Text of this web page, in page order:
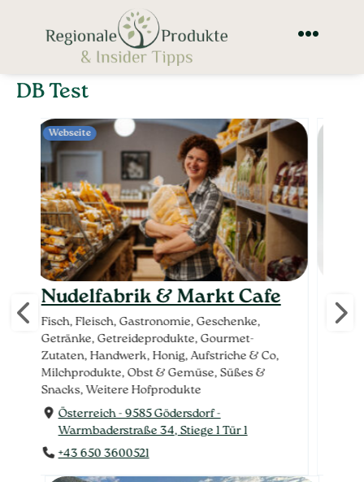
DB Test
Truseshop Rudolf
Truskaller
Fisch, Geschenke, Getränke, Gourmet-
Zutaten, Handwerk, Honig, Aufstriche & Co,
Weitere Hofprodukte
Österreich - 9812 Pusarnitz - Göriach 16
+43 676 9573659
Webseite